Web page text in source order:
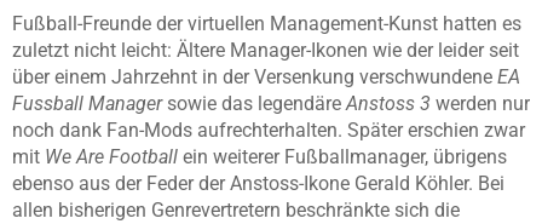
Fußball-Freunde der virtuellen Management-Kunst hatten es
zuletzt nicht leicht: Ältere Manager-Ikonen wie der leider seit
über einem Jahrzehnt in der Versenkung verschwundene EA
Fussball Managersowie das legendäreAnstoss 3 werden nur
noch dank Fan-Mods aufrechterhalten. Später erschien zwar
mit We Are Football ein weiterer Fußballmanager, übrigens
ebenso aus der Feder der Anstoss-Ikone Gerald Köhler. Bei
allen bisherigen Genrevertretern beschränkte sich die